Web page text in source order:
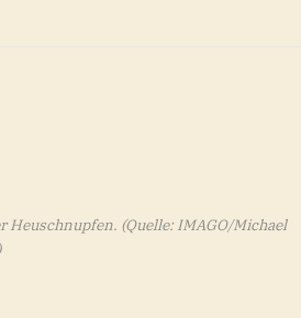
Heuschnupfen. (Quelle: IMAGO/Michael